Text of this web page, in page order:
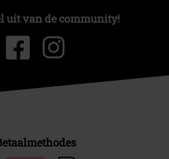
uit van de community!